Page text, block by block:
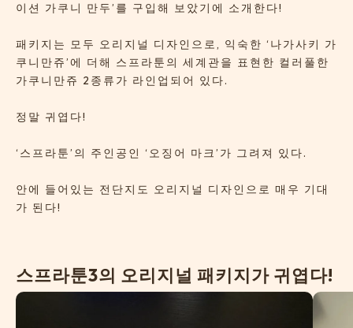
이션 가쿠니 만두’를 구입해 보았기에 소개한다!
패키지는 모두 오리지널 디자인으로, 익숙한 ‘나가사키 가
쿠니만쥬’에 더해 스프라툰의 세계관을 표현한 컬러풀한
가쿠니만쥬 2종류가 라인업되어 있다.
정말 귀엽다!
‘스프라툰’의 주인공인 ‘오징어 마크’가 그려져 있다.
안에 들어있는 전단지도 오리지널 디자인으로 매우 기대
가 된다!
스프라툰3의 오리지널 패키지가 귀엽다!